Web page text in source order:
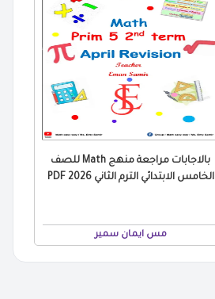
بالاجابات مراجعة منهج Math للصف
الخامس الابتدائي الترم الثاني 2026 PDF
مس ايمان سمير